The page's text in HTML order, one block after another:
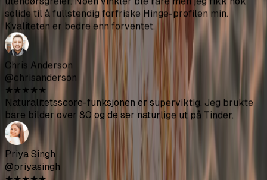
Jake Morrison
@jakemorrison
★★★
★
Ærlig talt imponert over hvor raskt det var. Lastet opp
bildene mine i lunsjpausen, hadde alt klart før slutten av
dagen. Mye enklere enn å prøve å koordinere med en
fotograf.
Nina Patel
@ninapatel
★★★ ★★
Variasjonen er virkelig bra - kafeer, treningssentre,
utendørsgreier. Noen vinkler ble rare men jeg fikk nok